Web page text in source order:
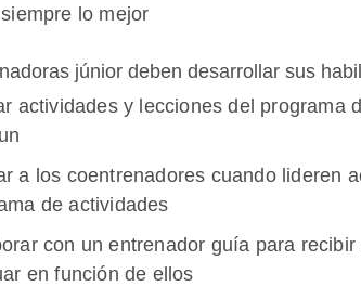
lo mejor
júnior deben desarrollar sus
actividades y lecciones del programa
a los coentrenadores cuando lideren
de actividades
con un entrenador guía para
en función de ellos